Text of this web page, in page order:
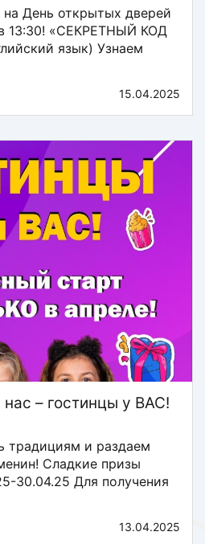
День открытых дверей
13:30! «СЕКРЕТНЫЙ КОД
язык) Узнаем
15.04.2025
– гостинцы у ВАС!
традициям и раздаем
Сладкие призы
30.04.25 Для получения
13.04.2025